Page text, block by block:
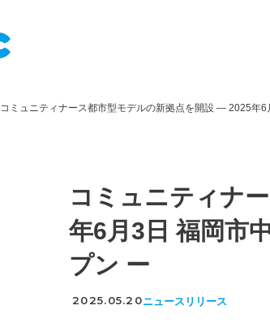
コミュニティナース都市型モデルの新拠点を開設 ― 2025年
コミュニティナ
年6月3日 福岡市
プン ー
2025.05.20ニュースリリース